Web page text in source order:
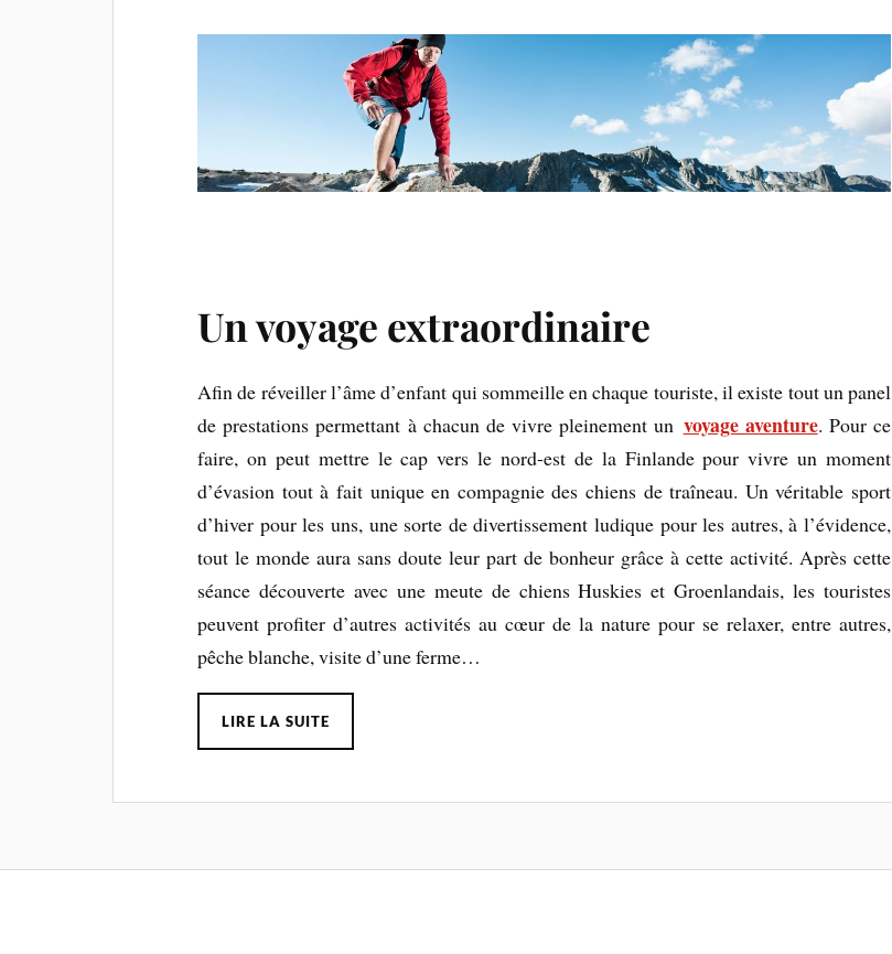
Un voyage extraordinaire
Afin de réveiller l’âme d’enfant qui sommeille en chaque touriste, il existe tout un panel
de prestations permettant à chacun de vivre pleinement un voyage aventure. Pour ce
faire, on peut mettre le cap vers le nord-est de la Finlande pour vivre un moment
d’évasion tout à fait unique en compagnie des chiens de traîneau. Un véritable sport
d’hiver pour les uns, une sorte de divertissement ludique pour les autres, à l’évidence,
tout le monde aura sans doute leur part de bonheur grâce à cette activité. Après cette
séance découverte avec une meute de chiens Huskies et Groenlandais, les touristes
peuvent profiter d’autres activités au cœur de la nature pour se relaxer, entre autres,
pêche blanche, visite d’une ferme…
LIRE LA SUITE